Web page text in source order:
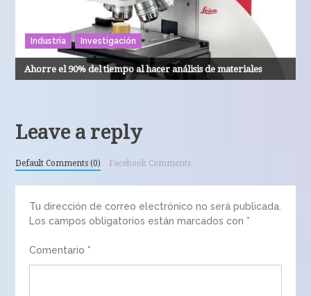
Industria Investigación
Ahorre el 90% del tiempo al hacer análisis de materiales
Leave a reply
Default Comments (0) Facebook Comments
Tu dirección de correo electrónico no será publicada.
Los campos obligatorios están marcados con *
Comentario *